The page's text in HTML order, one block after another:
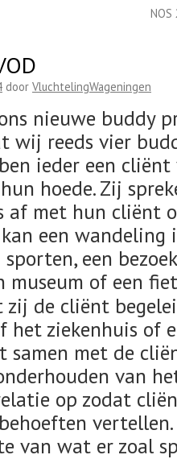
door VluchtelingWageningen
nieuwe buddy
reeds vier
ieder een
hoede. Zij
af met hun cliënt
een
een
museum of een
de cliënt
het ziekenhuis of
samen met de
van
op zodat
van wat er zoal